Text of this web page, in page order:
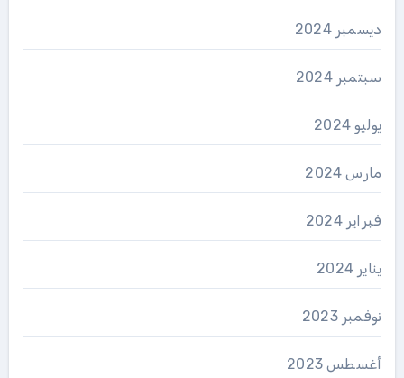
ديسمبر 2024
سبتمبر 2024
يوليو 2024
مارس 2024
فبراير 2024
يناير 2024
نوفمبر 2023
أغسطس 2023